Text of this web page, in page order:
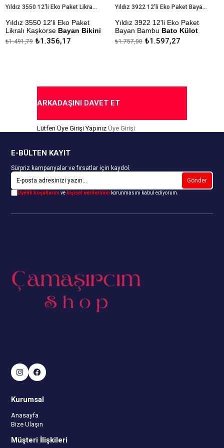
Yıldız 3550 12'li Eko Paket Likralı Kaşkorse Bayan Bikini Külot
Yıldız 3550 12'li Eko Paket
Likralı KaşkorseBayan Bikini
Külot
₺1.356,17
₺1.491,79
Yıldız 3922 12'li Eko Paket Bayan Bambu Bato Külot
Yıldız 3922 12'li Eko Paket
Bayan BambuBato Külot
Çekmezlik Sanfor Testi
₺1.597,27
₺1.757,00
ARKADAŞINI DAVET ET
Lütfen Üye Girişi Yapınız Üye Girişi
E-BÜLTEN KAYIT
Sürpriz kampanyalar ve fırsatlar için kaydol.
Gönder
Üyelik koşullarınıve kişisel verilerimin korunmasını kabul ediyorum.
Kurumsal
Anasayfa
Bize Ulaşın
Müşteri İlişkileri